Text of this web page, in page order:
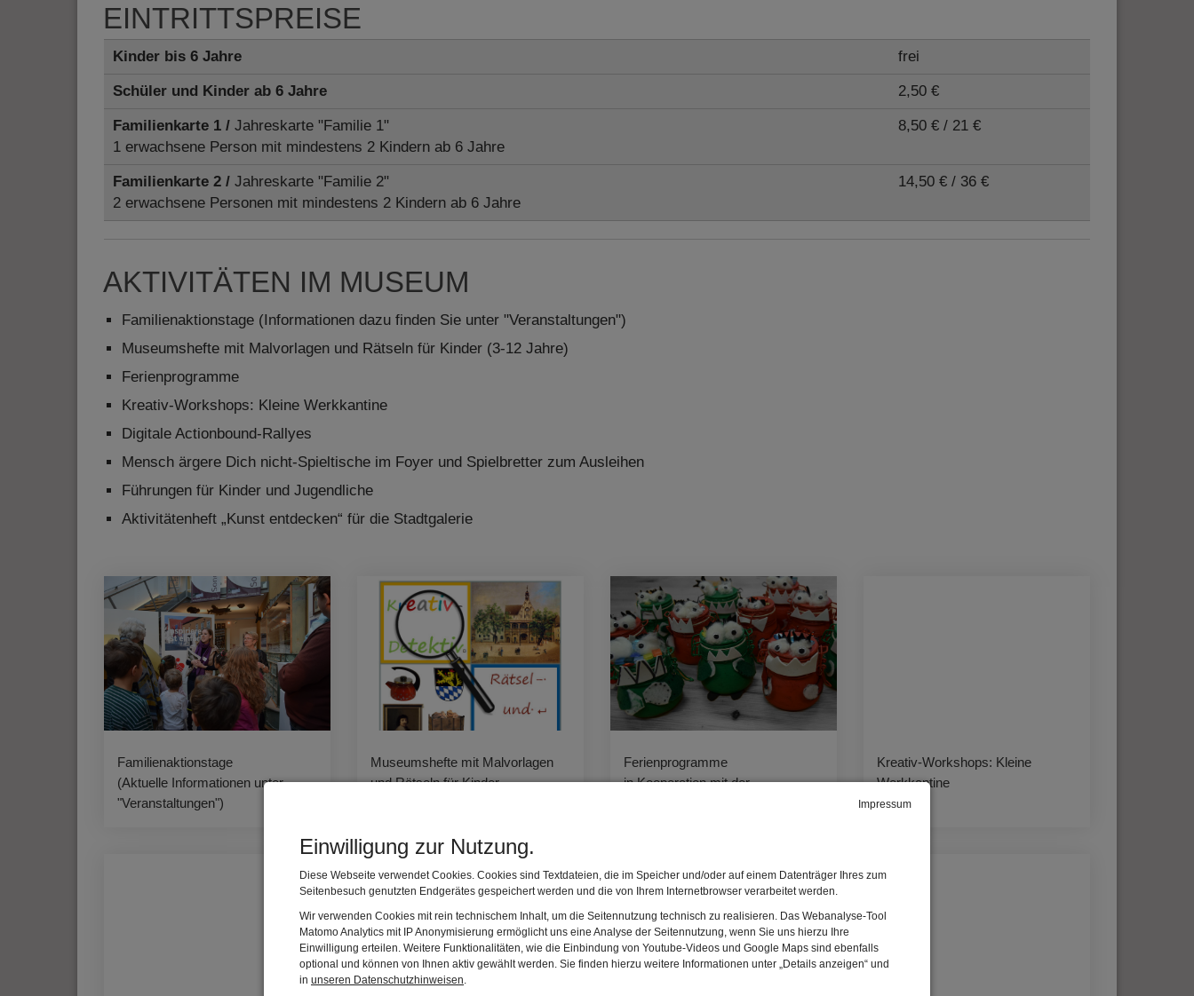
Impressum
Einwilligung zur Nutzung.
Diese Webseite verwendet Cookies. Cookies sind Textdateien, die im Speicher und/oder auf einem Datenträger Ihres zum
Seitenbesuch genutzten Endgerätes gespeichert werden und die von Ihrem Internetbrowser verarbeitet werden.
Wir verwenden Cookies mit rein technischem Inhalt, um die Seitennutzung technisch zu realisieren. Das Webanalyse-Tool
Matomo Analytics mit IP Anonymisierung ermöglicht uns eine Analyse der Seitennutzung, wenn Sie uns hierzu Ihre
Einwilligung erteilen. Weitere Funktionalitäten, wie die Einbindung von Youtube-Videos und Google Maps sind ebenfalls
optional und können von Ihnen aktiv gewählt werden. Sie finden hierzu weitere Informationen unter „Details anzeigen“ und
in unseren Datenschutzhinweisen.
EINTRITTSPREISE
Kinder bis 6 Jahre frei
Schüler und Kinder ab 6 Jahre 2,50 €
Familienkarte 1 / Jahreskarte "Familie 1"
1 erwachsene Person mit mindestens 2 Kindern ab 6 Jahre
8,50 € / 21 €
Familienkarte 2 / Jahreskarte "Familie 2"
2 erwachsene Personen mit mindestens 2 Kindern ab 6 Jahre
14,50 € / 36 €
AKTIVITÄTEN IM MUSEUM
Familienaktionstage (Informationen dazu finden Sie unter "Veranstaltungen")
Museumshefte mit Malvorlagen und Rätseln für Kinder (3-12 Jahre)
Ferienprogramme
Kreativ-Workshops: Kleine Werkkantine
Digitale Actionbound-Rallyes
Mensch ärgere Dich nicht-Spieltische im Foyer und Spielbretter zum Ausleihen
Führungen für Kinder und Jugendliche
Aktivitätenheft „Kunst entdecken“ für die Stadtgalerie
Familienaktionstage
(Aktuelle Informationen unter
"Veranstaltungen")
Museumshefte mit Malvorlagen
und Rätseln für Kinder
Ferienprogramme
in Kooperation mit der
Kreativ-Workshops: Kleine
Werkkantine